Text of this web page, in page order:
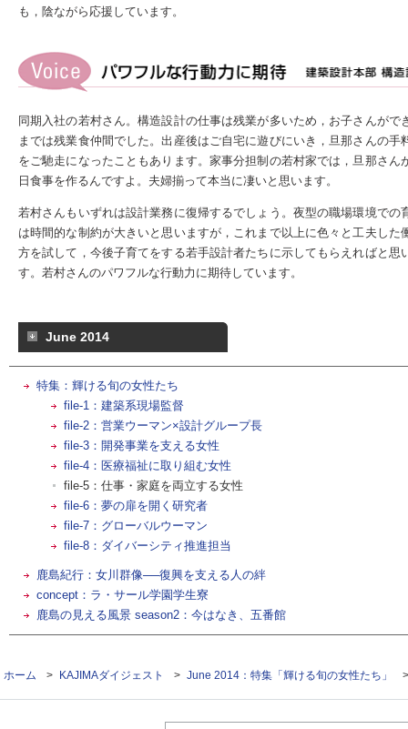
も，陰ながら応援しています。
同期入社の若村さん。構造設計の仕事は残業が多いため，お子さんがで
までは残業食仲間でした。出産後はご自宅に遊びにいき，旦那さんの手
をご馳走になったこともあります。家事分担制の若村家では，旦那さん
日食事を作るんですよ。夫婦揃って本当に凄いと思います。
若村さんもいずれは設計業務に復帰するでしょう。夜型の職場環境での
は時間的な制約が大きいと思いますが，これまで以上に色々と工夫した
方を試して，今後子育てをする若手設計者たちに示してもらえればと思
す。若村さんのパワフルな行動力に期待しています。
June 2014
特集：輝ける旬の女性たち
file-1：建築系現場監督
file-2：営業ウーマン×設計グループ長
file-3：開発事業を支える女性
file-4：医療福祉に取り組む女性
file-5：仕事・家庭を両立する女性
file-6：夢の扉を開く研究者
file-7：グローバルウーマン
file-8：ダイバーシティ推進担当
鹿島紀行：女川群像──復興を支える人の絆
concept：ラ・サール学園学生寮
鹿島の見える風景 season2：今はなき、五番館
ホーム > KAJIMAダイジェスト > June 2014：特集「輝ける旬の女性たち」